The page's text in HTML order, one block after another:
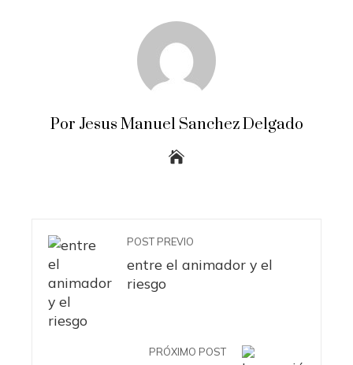
Por Jesus Manuel Sanchez Delgado
POST PREVIO
entre el animador y el
riesgo
PRÓXIMO POST